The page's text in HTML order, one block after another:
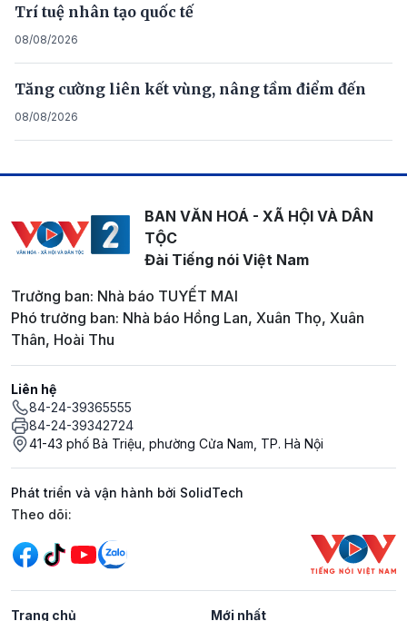
Trí tuệ nhân tạo quốc tế
08/08/2026
Tăng cường liên kết vùng, nâng tầm điểm đến
08/08/2026
BAN VĂN HOÁ - XÃ HỘI VÀ DÂN
TỘC
Đài Tiếng nói Việt Nam
Trưởng ban: Nhà báo TUYẾT MAI
Phó trưởng ban: Nhà báo Hồng Lan, Xuân Thọ, Xuân
Thân, Hoài Thu
Liên hệ
84-24-39365555
84-24-39342724
41-43 phố Bà Triệu, phường Cửa Nam, TP. Hà Nội
Phát triển và vận hành bởi SolidTech
Mạng xã hội
Theo dõi:
Trang chủ Mới nhất